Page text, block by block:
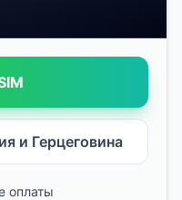
и Герцеговина
оплаты